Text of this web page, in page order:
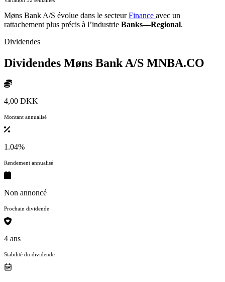
Møns Bank A/S évolue dans le secteurFinance avec un
rattachement plus précis à l’industrie Banks—Regional.
Dividendes
Dividendes Møns Bank A/S MNBA.CO
4,00 DKK
Montant annualisé
1.04%
Rendement annualisé
Non annoncé
Prochain dividende
4 ans
Stabilité du dividende